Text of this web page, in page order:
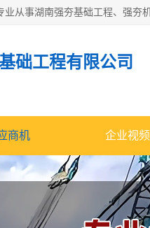
础工程有限公司
商机 企业视频